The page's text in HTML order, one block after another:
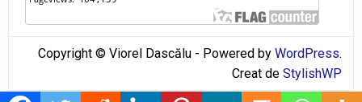
Copyright © Viorel Dascălu - Powered by WordPress.
Creat de StylishWP